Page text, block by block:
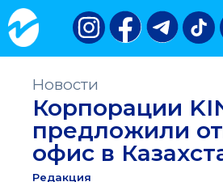
Новости
Корпорации
предложили
офис в
Редакция